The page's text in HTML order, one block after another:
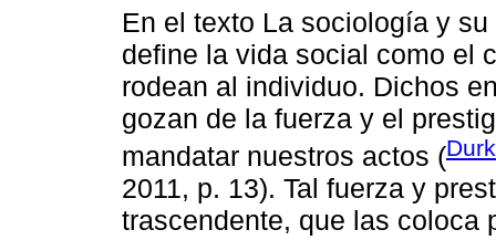
En el texto La sociología y
define la vida social como el
rodean al individuo. Dichos
gozan de la fuerza y el
mandatar nuestros actos (
2011, p. 13). Tal fuerza y
trascendente, que las coloca